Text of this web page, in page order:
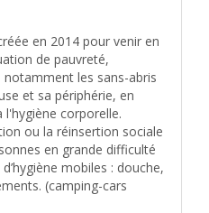
en 2014 pour venir en
de pauvreté,
les sans-abris
et sa périphérie, en
corporelle.
ou la réinsertion sociale
en grande difficulté
mobiles : douche,
(camping-cars